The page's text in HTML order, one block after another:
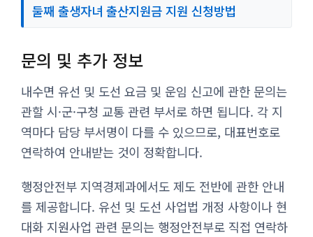
둘째 출생자녀 출산지원금 지원 신청방법
문의 및 추가 정보
내수면 유선 및 도선 요금 및 운임 신고에 관한 문의는
관할 시·군·구청 교통 관련 부서로 하면 됩니다. 각 지
역마다 담당 부서명이 다를 수 있으므로, 대표번호로
연락하여 안내받는 것이 정확합니다.
행정안전부 지역경제과에서도 제도 전반에 관한 안내
를 제공합니다. 유선 및 도선 사업법 개정 사항이나 현
대화 지원사업 관련 문의는 행정안전부로 직접 연락하